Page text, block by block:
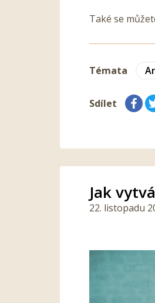
Také se
Témata
Sdílet
Jak
22. listopadu